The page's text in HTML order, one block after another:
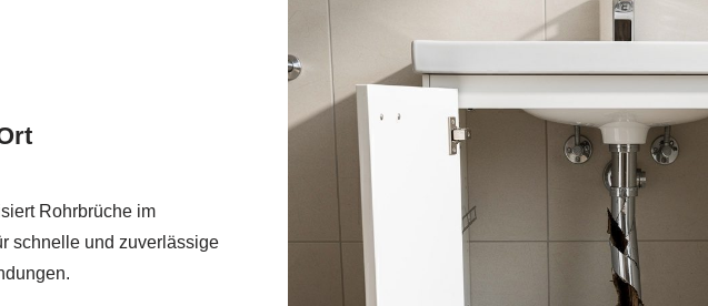
Rohrbrüche im
schnelle und zuverlässige